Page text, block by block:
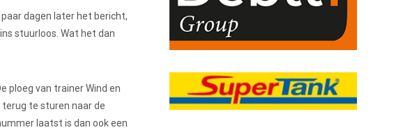
paar dagen later het bericht,
stuurloos. Wat het dan
ploeg van trainer Wind en
te sturen naar de
laatst is dan ook een